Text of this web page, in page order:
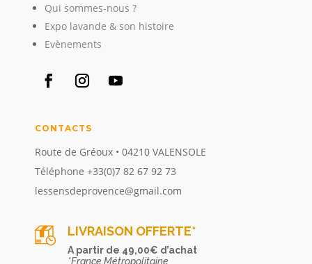
Qui sommes-nous ?
Expo lavande & son histoire
Evènements
CONTACTS
Route de Gréoux • 04210 VALENSOLE
Téléphone +33(0)7 82 67 92 73
lessensdeprovence@gmail.com
LIVRAISON OFFERTE*
A partir de 49,00€ d’achat
*France Métropolitaine